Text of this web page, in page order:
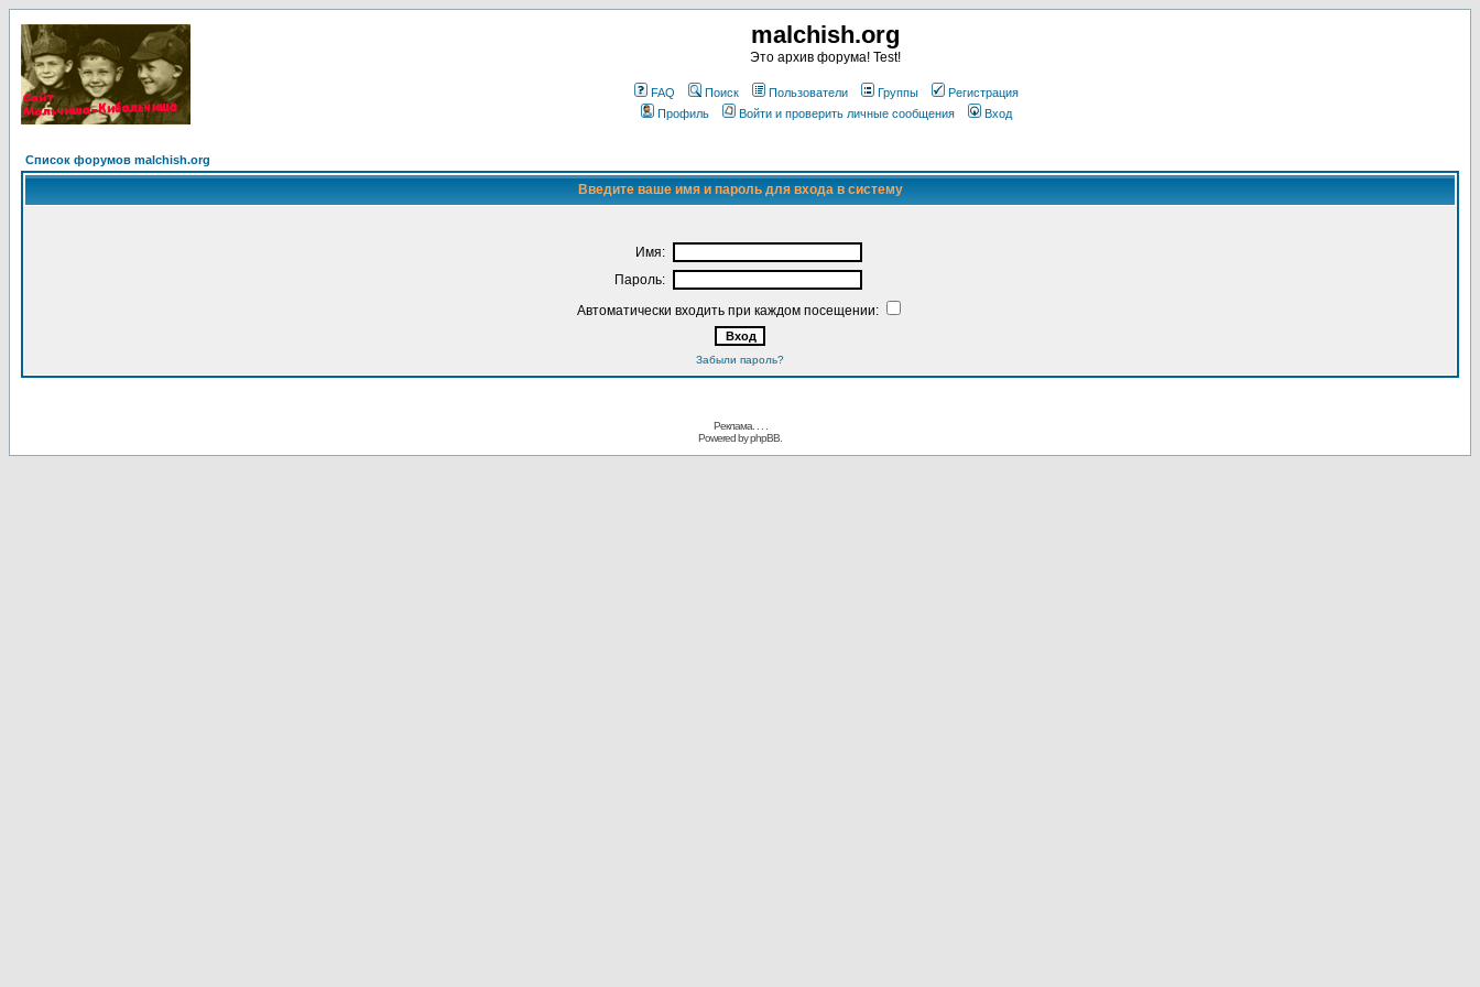
malchish.org
Это архив форума! Test!
FAQ Поиск Пользователи Группы
Регистрация
Профиль
Войти и проверить личные сообщения Вход
Список форумов malchish.org
Введите ваше имя и пароль для входа в систему
Имя:
Пароль:
Автоматически входить при каждом посещении:
Забыли пароль?
Реклама. . .
Powered byphpBB.